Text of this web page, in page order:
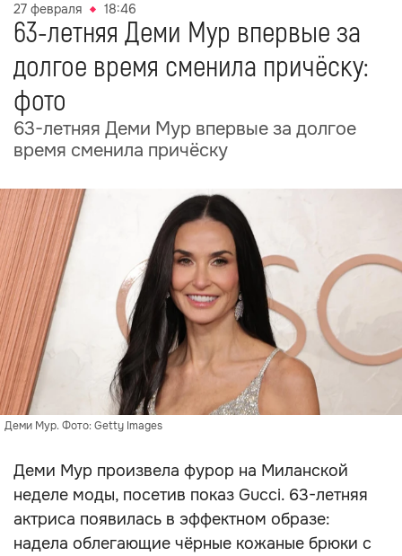
27 февраля 18:46
63-летняя Деми Мур впервые за
долгое время сменила причёску:
фото
63-летняя Деми Мур впервые за долгое
время сменила причёску
Деми Мур. Фото: Getty Images
Деми Мур произвела фурор на Миланской
неделе моды, посетив показ Gucci. 63-летняя
актриса появилась в эффектном образе:
надела облегающие чёрные кожаные брюки с